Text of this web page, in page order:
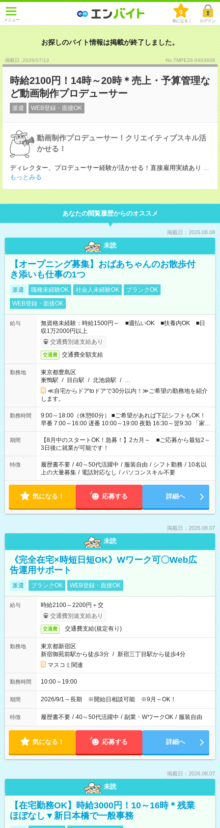
メニュー
0
気になる！ ログイン
お探しのバイト情報は掲載が終了しました。
掲載日 :2026/07/13 No.TMPE26-0493608
時給2100円！14時～20時＊売上・予算管理な
ど動画制作プロデューサー
派遣 WEB登録・面接OK
動画制作プロデューサー！クリエイティブスキル活
かせる！
ディレクター、プロデューサー経験が活かせる！直接雇用実績あり ...
もっとみる
あなたの閲覧履歴からのオススメ
掲載日：2026.08.08
未読
【オープニング募集】おばあちゃんのお散歩付
き添いも仕事の1つ
派遣 職種未経験OK 社会人未経験OK
ブランクOK
WEB登録・面接OK
給与
無資格未経験：時給1500円～ ■週払いOK ■扶養内OK ■日
収1万2000円以上
交通費別途支給あり
交通費 交通費全額支給
勤務地
東京都豊島区
巣鴨駅 / 目白駅 / 北池袋駅 / …
≪自宅からドアtoドアで30分以内！≫ご希望の勤務地を紹介
します。
勤務時間
9:00～18:00（休憩60分） ■ご希望があれば下記シフトもOK！
早番 7:00～16:00 遅番 10:00～19:00 夜勤 16:30～翌9:30 「家族
と休みを合わせたい」 「余裕を持って夕飯の準備がしたい」
「できれば残業はしたくない」 など、ご希望を教えてください
ね。 ※Wワーク希望の方へ 今ご覧のお仕事で希望する勤務時間
と、もう1つのお仕事の勤務時間。 合計で週40時間を超える場
合は応募できません。
期間
【8月中のスタートOK！急募！】2カ月～ ■ご応募から最短2～
3日後に就業が可能です！
特徴 履歴書不要 / 40～50代活躍中 / 服装自由 / シフト勤務 / 10名以
上の大量募集 / 電話対応なし / パソコンスキル不要
気になる！ 応募する 詳細へ
掲載日：2026.08.07
未読
《完全在宅×時短日短OK》Wワーク可〇Web広
告運用サポート
派遣 ブランクOK WEB登録・面接OK
給与
時給2100～2200円＋交
交通費別途支給あり
交通費 交通費支給(規定有り)
勤務地
東京都新宿区
新宿御苑前駅から徒歩3分 / 新宿三丁目駅から徒歩4分
マスコミ関連
勤務時間 10:00～19:00
期間 2026/9/1～長期 ※開始日相談可能 ※9月～OK！
特徴 履歴書不要 / 40～50代活躍中 / 副業・WワークOK / 服装自由
気になる！ 応募する 詳細へ
掲載日：2026.08.07
未読
【在宅勤務OK】時給3000円！10～16時＊残業
ほぼなし▼新日本橋で一般事務